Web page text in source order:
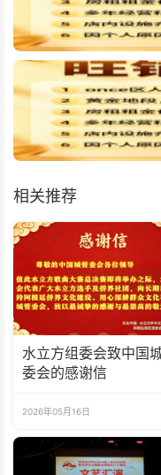
相关推荐
水立方组委会致中国
委会的感谢信
2026年05月16日